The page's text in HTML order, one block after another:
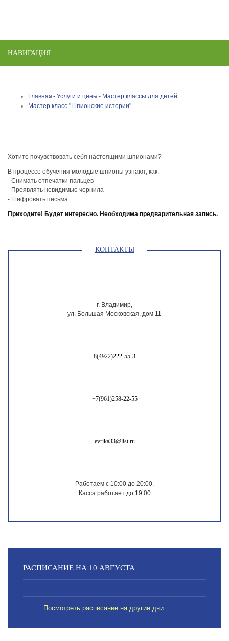
НАВИГАЦИЯ
Главная Услуги и цены
Мастер классы для детей
Мастер класс "Шпионские истории"
Хотите почувствовать себя настоящими шпионами?
В процессе обучения молодые шпионы узнают, как:
- Снимать отпечатки пальцев
- Проявлять невидимые чернила
- Шифровать письма
Приходите! Будет интересно. Необходима предварительная запись.
КОНТАКТЫ
г. Владимир,
ул. Большая Московская, дом 11
8(4922)222-55-3
+7(961)258-22-55
evrika33@list.ru
Работаем с 10:00 до 20:00.
Касса работает до 19:00
РАСПИСАНИЕ НА 10 АВГУСТА
Посмотреть расписание на другие дни